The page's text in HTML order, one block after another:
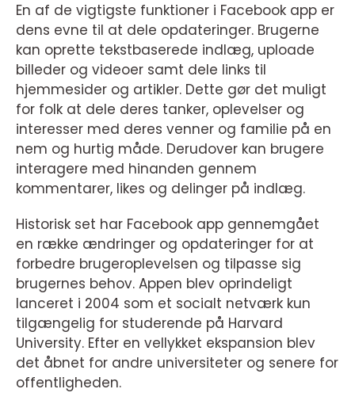
En af de vigtigste funktioner i Facebook app er
dens evne til at dele opdateringer. Brugerne
kan oprette tekstbaserede indlæg, uploade
billeder og videoer samt dele links til
hjemmesider og artikler. Dette gør det muligt
for folk at dele deres tanker, oplevelser og
interesser med deres venner og familie på en
nem og hurtig måde. Derudover kan brugere
interagere med hinanden gennem
kommentarer, likes og delinger på indlæg.
Historisk set har Facebook app gennemgået
en række ændringer og opdateringer for at
forbedre brugeroplevelsen og tilpasse sig
brugernes behov. Appen blev oprindeligt
lanceret i 2004 som et socialt netværk kun
tilgængelig for studerende på Harvard
University. Efter en vellykket ekspansion blev
det åbnet for andre universiteter og senere for
offentligheden.